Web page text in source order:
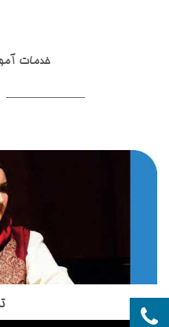
خدمات
ساز تنبک یکی از ساز های